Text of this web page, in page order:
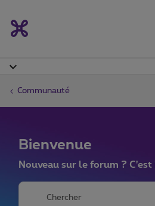
Communauté
Bienvenue
Nouveau sur le forum ? C'est